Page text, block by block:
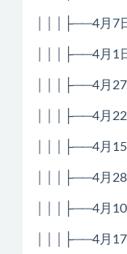
│││├──4月7
│││├──4月1
│││├──4月27
│││├──4月22
│││├──4月15
│││├──4月28
│││├──4月10
│││├──4月17